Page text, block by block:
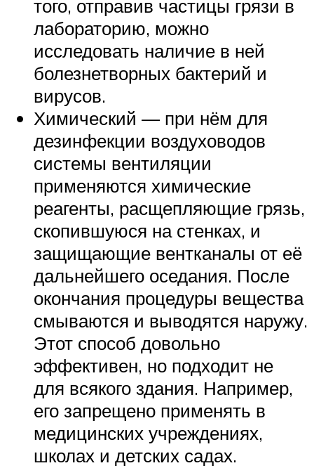
того, отправив частицы грязи в
лабораторию, можно
исследовать наличие в ней
болезнетворных бактерий и
вирусов.
Химический — при нём для
дезинфекции воздуховодов
системы вентиляции
применяются химические
реагенты, расщепляющие грязь,
скопившуюся на стенках, и
защищающие вентканалы от её
дальнейшего оседания. После
окончания процедуры вещества
смываются и выводятся наружу.
Этот способ довольно
эффективен, но подходит не
для всякого здания. Например,
его запрещено применять в
медицинских учреждениях,
школах и детских садах.